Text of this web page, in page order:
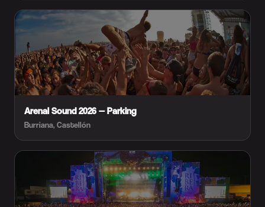
Arenal Sound 2026 — Parking
Burriana, Castellón